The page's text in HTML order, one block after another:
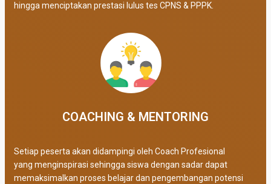
hingga menciptakan prestasi lulus tes CPNS & PPPK.
COACHING & MENTORING
Setiap peserta akan didampingi oleh Coach Profesional
yang menginspirasi sehingga siswa dengan sadar dapat
memaksimalkan proses belajar dan pengembangan potensi